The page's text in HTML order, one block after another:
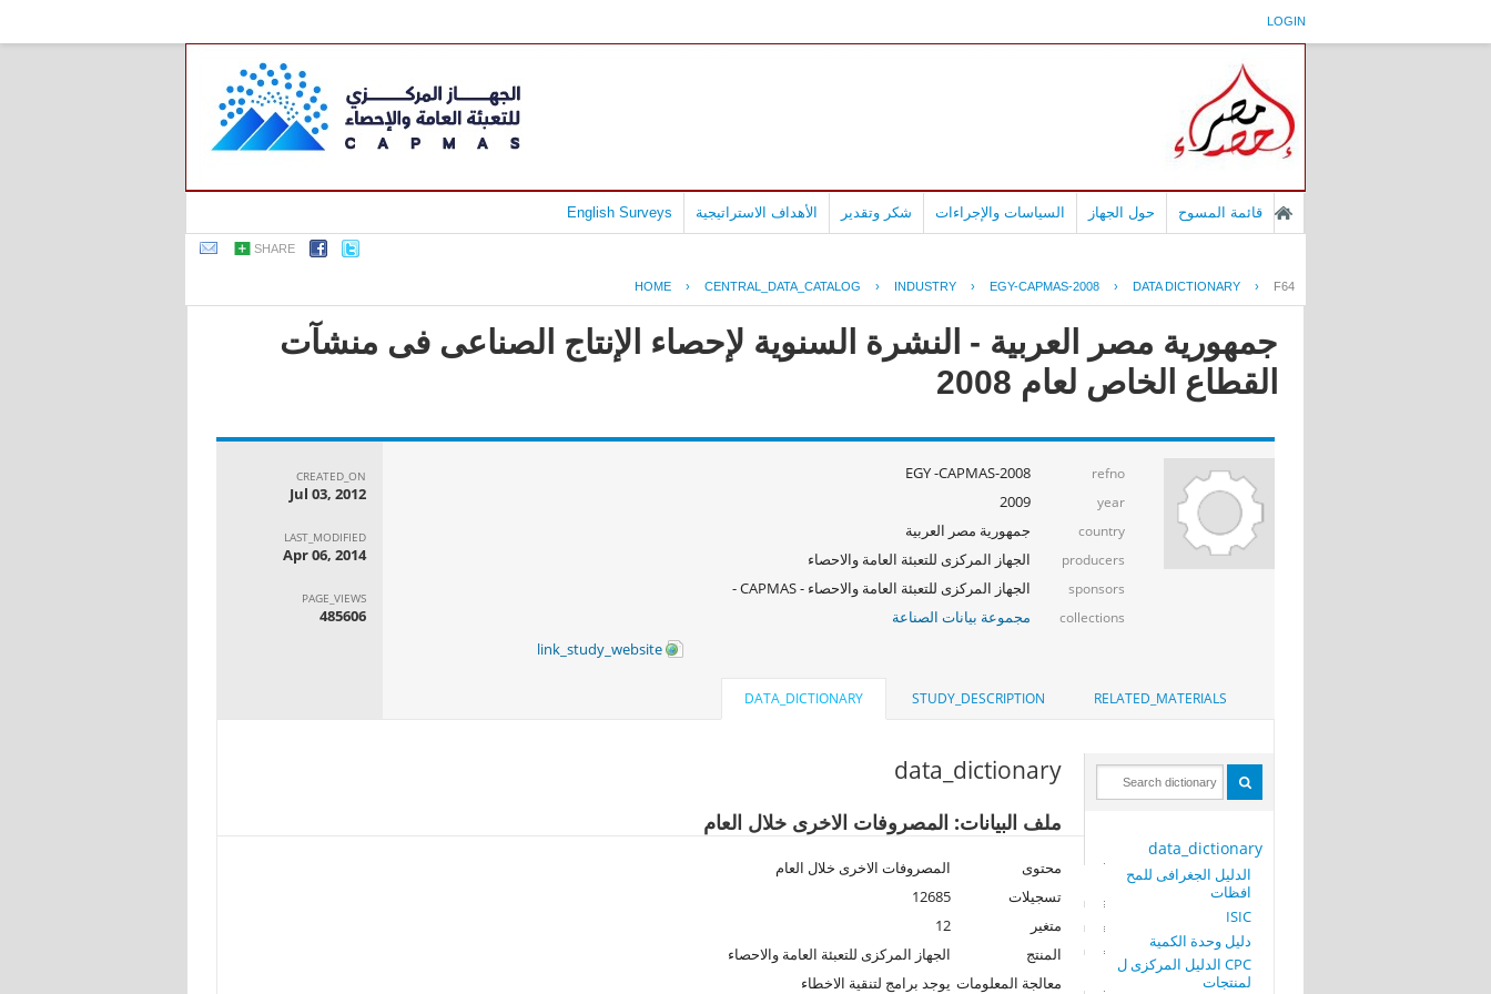
LOGIN
قائمة المسوح حول الجهاز السياسات والإجراءات شكر وتقدير الأهداف الاستراتيجية English Surveys
SHARE
HOME › CENTRAL_DATA_CATALOG › INDUSTRY › EGY-CAPMAS-2008 › DATA DICTIONARY › F64
جمهورية مصر العربية - النشرة السنوية لإحصاء الإنتاج الصناعى فى منشآت
القطاع الخاص لعام 2008
refno
EGY -CAPMAS-2008
year
2009
country جمهورية مصر العربية
producers الجهاز المركزى للتعبئة العامة والاحصاء
sponsors الجهاز المركزى للتعبئة العامة والاحصاء - CAPMAS -
collections
مجموعة بيانات الصناعة
link_study_website
CREATED_ON
Jul 03, 2012
LAST_MODIFIED
Apr 06, 2014
PAGE_VIEWS
485606
RELATED_MATERIALS
STUDY_DESCRIPTION
DATA_DICTIONARY
data_dictionary
الدليل الجغرافى للمح
افظات
ISIC
دليل وحدة الكمية
CPC الدليل المركزى ل
لمنتجات
data_dictionary
ملف البيانات: المصروفات الاخرى خلال العام
محتوى
المصروفات الاخرى خلال العام
تسجيلات
12685
متغير
12
المنتج
الجهاز المركزى للتعبئة العامة والاحصاء
معالجة المعلومات يوجد برامج لتنقية الاخطاء